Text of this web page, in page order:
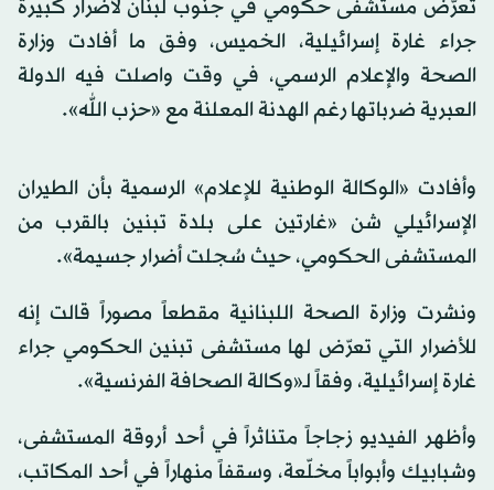
تعرّض مستشفى حكومي في جنوب لبنان لأضرار كبيرة
جراء غارة إسرائيلية، الخميس، وفق ما أفادت وزارة
الصحة والإعلام الرسمي، في وقت واصلت فيه الدولة
العبرية ضرباتها رغم الهدنة المعلنة مع «حزب الله».
وأفادت «الوكالة الوطنية للإعلام» الرسمية بأن الطيران
الإسرائيلي شن «غارتين على بلدة تبنين بالقرب من
المستشفى الحكومي، حيث سُجلت أضرار جسيمة».
ونشرت وزارة الصحة اللبنانية مقطعاً مصوراً قالت إنه
للأضرار التي تعرّض لها مستشفى تبنين الحكومي جراء
غارة إسرائيلية، وفقاً لـ«وكالة الصحافة الفرنسية».
وأظهر الفيديو زجاجاً متناثراً في أحد أروقة المستشفى،
وشبابيك وأبواباً مخلّعة، وسقفاً منهاراً في أحد المكاتب،